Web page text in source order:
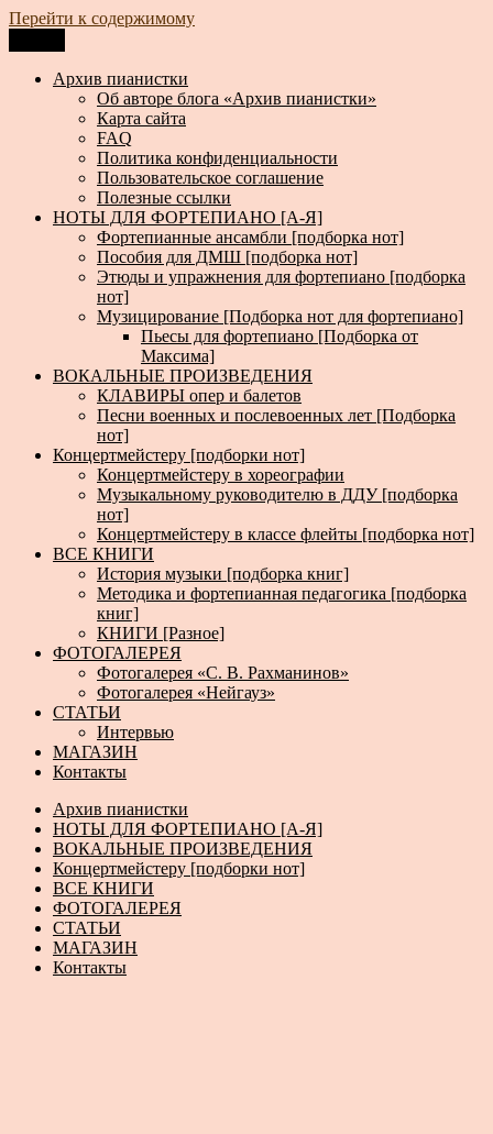
Перейти к содержимому
Архив пианистки
Всё для пианистов: ноты, книги, музыка, статьи…
Архив пианистки
Об авторе блога «Архив пианистки»
Карта сайта
FAQ
Политика конфиденциальности
Пользовательское соглашение
Полезные ссылки
НОТЫ ДЛЯ ФОРТЕПИАНО [А-Я]
Фортепианные ансамбли [подборка нот]
Пособия для ДМШ [подборка нот]
Этюды и упражнения для фортепиано [подборка
нот]
Музицирование [Подборка нот для фортепиано]
Пьесы для фортепиано [Подборка от
Максима]
ВОКАЛЬНЫЕ ПРОИЗВЕДЕНИЯ
КЛАВИРЫ опер и балетов
Песни военных и послевоенных лет [Подборка
нот]
Концертмейстеру [подборки нот]
Концертмейстеру в хореографии
Музыкальному руководителю в ДДУ [подборка
нот]
Концертмейстеру в классе флейты [подборка нот]
ВСЕ КНИГИ
История музыки [подборка книг]
Методика и фортепианная педагогика [подборка
книг]
КНИГИ [Разное]
ФОТОГАЛЕРЕЯ
Фотогалерея «С. В. Рахманинов»
Фотогалерея «Нейгауз»
СТАТЬИ
Интервью
МАГАЗИН
Контакты
Архив пианистки
НОТЫ ДЛЯ ФОРТЕПИАНО [А-Я]
ВОКАЛЬНЫЕ ПРОИЗВЕДЕНИЯ
Концертмейстеру [подборки нот]
ВСЕ КНИГИ
ФОТОГАЛЕРЕЯ
СТАТЬИ
МАГАЗИН
Контакты